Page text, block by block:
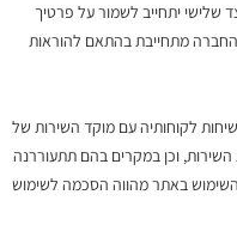
שלישי יתחייב לשמור על פרטיך
שהחברה מתחייבת בהתאם להוראות
לקוחותיה עם מוקד השירות של
וכן במקרים בהם תתעוררנה
באתר מהווה הסכמה לשימוש